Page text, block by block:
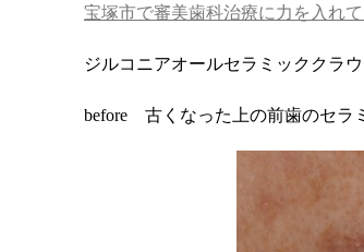
宝塚市で審美歯科治療に力を入れ
ジルコニアオールセラミッククラウ
before 古くなった上の前歯のセラ